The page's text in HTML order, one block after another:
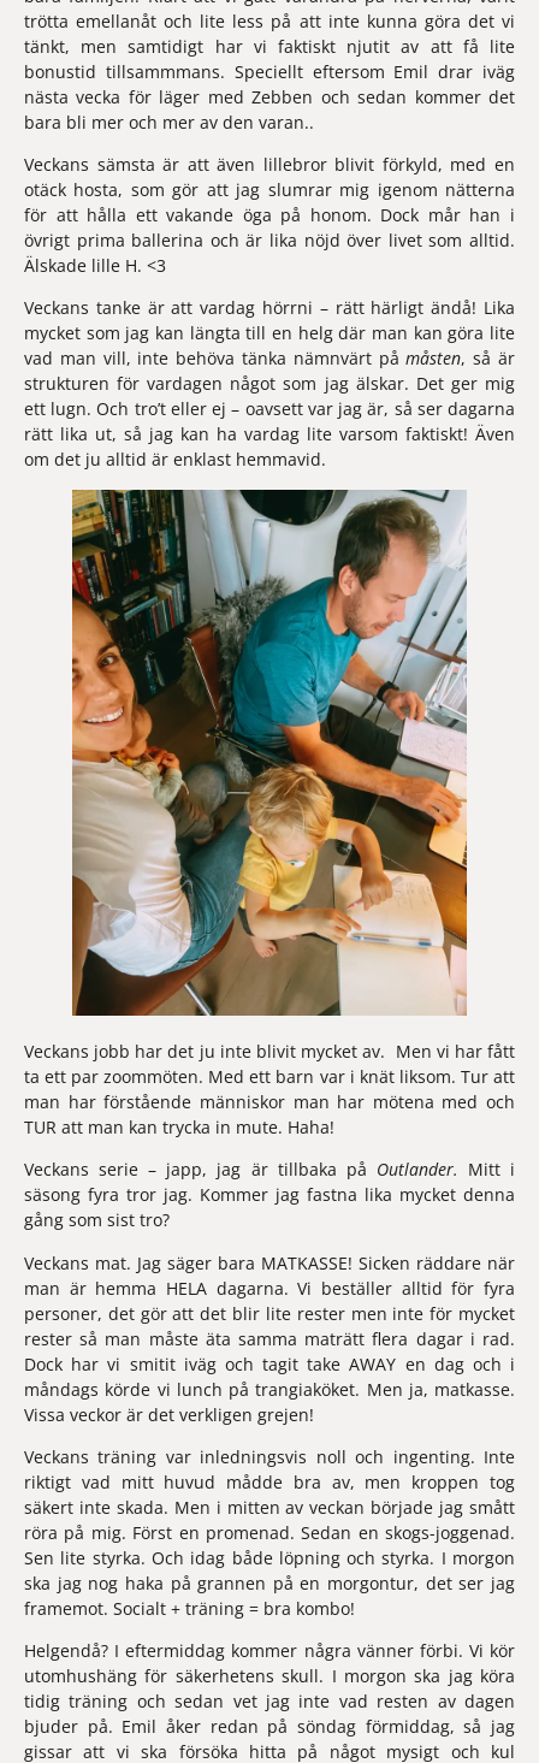
trötta emellanåt och lite less på att inte kunna göra det vi
tänkt, men samtidigt har vi faktiskt njutit av att få lite
bonustid tillsammmans. Speciellt eftersom Emil drar iväg
nästa vecka för läger med Zebben och sedan kommer det
bara bli mer och mer av den varan..
Veckans sämsta är att även lillebror blivit förkyld, med en
otäck hosta, som gör att jag slumrar mig igenom nätterna
för att hålla ett vakande öga på honom. Dock mår han i
övrigt prima ballerina och är lika nöjd över livet som alltid.
Älskade lille H. <3
Veckans tanke är att vardag hörrni – rätt härligt ändå! Lika
mycket som jag kan längta till en helg där man kan göra lite
vad man vill, inte behöva tänka nämnvärt på måsten, så är
strukturen för vardagen något som jag älskar. Det ger mig
ett lugn. Och tro’t eller ej – oavsett var jag är, så ser dagarna
rätt lika ut, så jag kan ha vardag lite varsom faktiskt! Även
om det ju alltid är enklast hemmavid.
Veckans jobb har det ju inte blivit mycket av.  Men vi har fått
ta ett par zoommöten. Med ett barn var i knät liksom. Tur att
man har förstående människor man har mötena med och
TUR att man kan trycka in mute. Haha!
Veckans serie– japp, jag är tillbaka på Outlander. Mitt i
säsong fyra tror jag. Kommer jag fastna lika mycket denna
gång som sist tro?
Veckans mat. Jag säger bara MATKASSE! Sicken räddare när
man är hemma HELA dagarna. Vi beställer alltid för fyra
personer, det gör att det blir lite rester men inte för mycket
rester så man måste äta samma maträtt flera dagar i rad.
Dock har vi smitit iväg och tagit take AWAY en dag och i
måndags körde vi lunch på trangiaköket. Men ja, matkasse.
Vissa veckor är det verkligen grejen!
Veckans träning var inledningsvis noll och ingenting. Inte
riktigt vad mitt huvud mådde bra av, men kroppen tog
säkert inte skada. Men i mitten av veckan började jag smått
röra på mig. Först en promenad. Sedan en skogs-joggenad.
Sen lite styrka. Och idag både löpning och styrka. I morgon
ska jag nog haka på grannen på en morgontur, det ser jag
framemot. Socialt + träning = bra kombo!
Helgendå? I eftermiddag kommer några vänner förbi. Vi kör
utomhushäng för säkerhetens skull. I morgon ska jag köra
tidig träning och sedan vet jag inte vad resten av dagen
bjuder på. Emil åker redan på söndag förmiddag, så jag
gissar att vi ska försöka hitta på något mysigt och kul